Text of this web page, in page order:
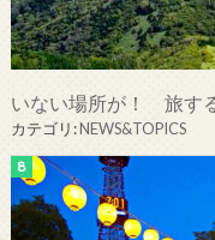
いない場所が！ 旅す
カテゴリ:NEWS&TOPICS